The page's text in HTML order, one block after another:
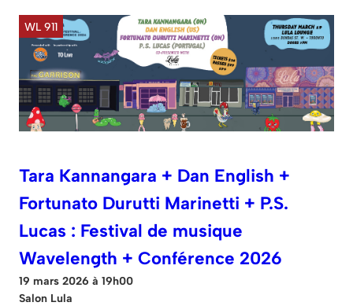
WL 911
Tara Kannangara + Dan English +
Fortunato Durutti Marinetti + P.S.
Lucas : Festival de musique
Wavelength + Conférence 2026
19 mars 2026 à 19h00
Salon Lula